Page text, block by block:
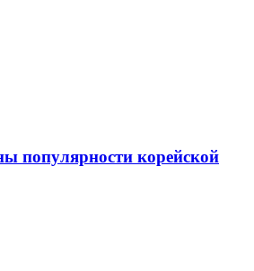
популярности корейской